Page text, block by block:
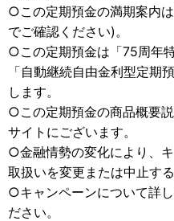
○この定期預金の満期案内
でご確認ください)。
○この定期預金は「75周年
「自動継続自由金利型定期
します。
○この定期預金の商品概要
サイトにございます。
○金融情勢の変化により、
取扱いを変更または中止す
○キャンペーンについて詳
ださい。